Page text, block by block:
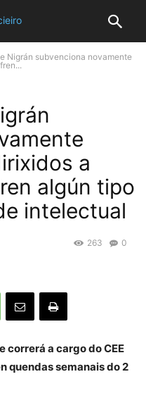
Nigrán subvenciona novamente
a
algún tipo
intelectual
0
263
correrá a cargo do CEE
quendas semanais do 2